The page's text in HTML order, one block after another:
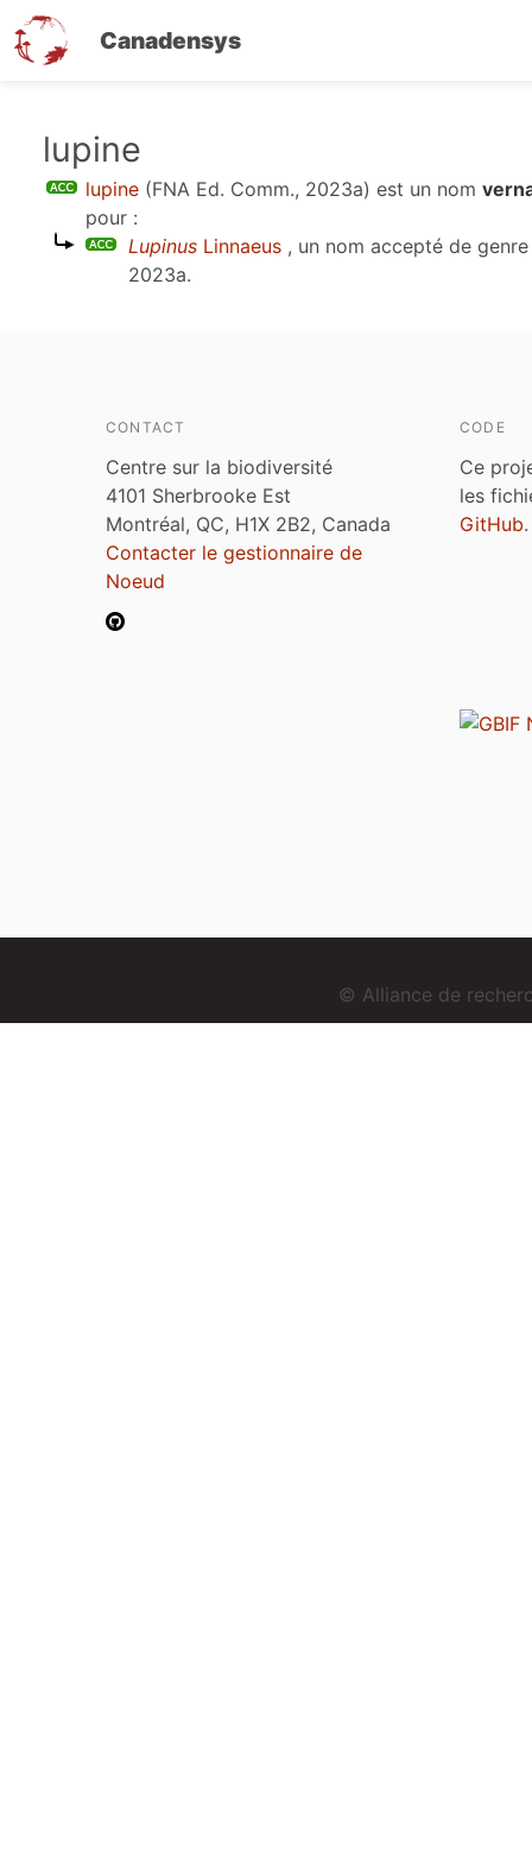
Canadensys
contenu
lupine
lupine (FNA Ed. Comm., 2023a) est un nom
pour :
Lupinus Linnaeus , un nom accepté de
2023a.
CONTACT
Centre sur la biodiversité
4101 Sherbrooke Est
Montréal, QC, H1X 2B2, Canada
Contacter le gestionnaire de
Noeud
CODE
Ce
les
GitHub.
© Alliance de